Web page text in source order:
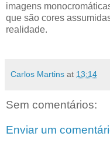
imagens
que são cores
realidade.
Carlos Martins at 13:14
Sem comentários:
Enviar um